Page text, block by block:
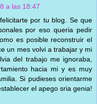
a las 18:47
por tu blog. Se que
por eso queria pedir
es posible reconstruir el
un mes volvi a trabajar y mi
del trabajo me ignoraba,
hacia mi y es muy
Si pudieses orientarme
el apego sria genia!